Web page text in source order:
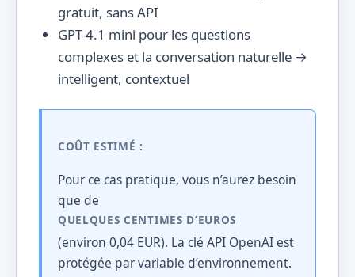
gratuit, sans API
GPT-4.1 mini pour les questions
complexes et la conversation naturelle →
intelligent, contextuel
COÛT ESTIMÉ :
Pour ce cas pratique, vous n’aurez besoin
que de
QUELQUES CENTIMES D’EUROS
(environ 0,04 EUR). La clé API OpenAI est
protégée par variable d’environnement.